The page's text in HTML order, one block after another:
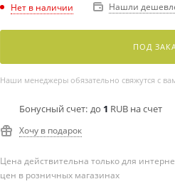
Нет в наличии Нашли
ПОД
Наши менеджеры обязательно свяжутся с
Бонусный счет: до 1 RUB на счет
Хочу в подарок
Цена действительна только для
цен в розничных магазинах